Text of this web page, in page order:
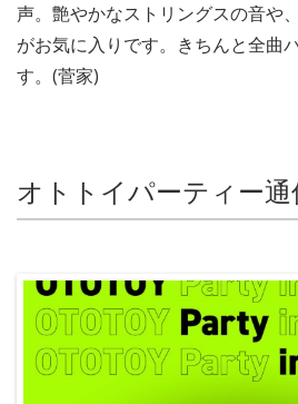
声。艶やかなストリングスの音や
がお気に入りです。きちんと全曲
す。(菅家)
オトトイパーティー通